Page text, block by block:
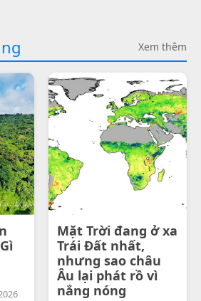
Xem thêm
Mặt Trời đang ở xa
Trái Đất nhất,
nhưng sao châu
Âu lại phát rồ vì
nắng nóng